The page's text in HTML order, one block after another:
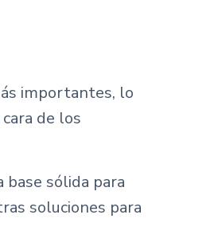
importantes, lo
de los
sólida para
soluciones para